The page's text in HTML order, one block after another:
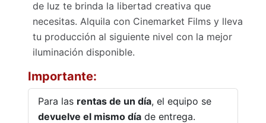
de luz te brinda la libertad creativa que
necesitas. Alquila con Cinemarket Films y lleva
tu producción al siguiente nivel con la mejor
iluminación disponible.
Importante:
Para las rentas de un día, el equipo se
devuelve el mismo día de entrega.